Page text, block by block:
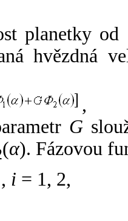
planetky od
hvězdná
,
G
(α). Fázovou
, i = 1, 2,